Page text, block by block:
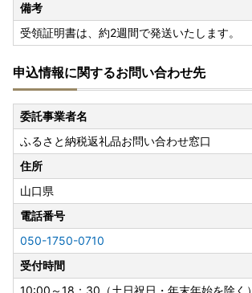
備考
受領証明書は、約2週間で発送いたします。
申込情報に関するお問い合わせ先
委託事業者名
ふるさと納税返礼品お問い合わせ窓口
住所
山口県
電話番号
050-1750-0710
受付時間